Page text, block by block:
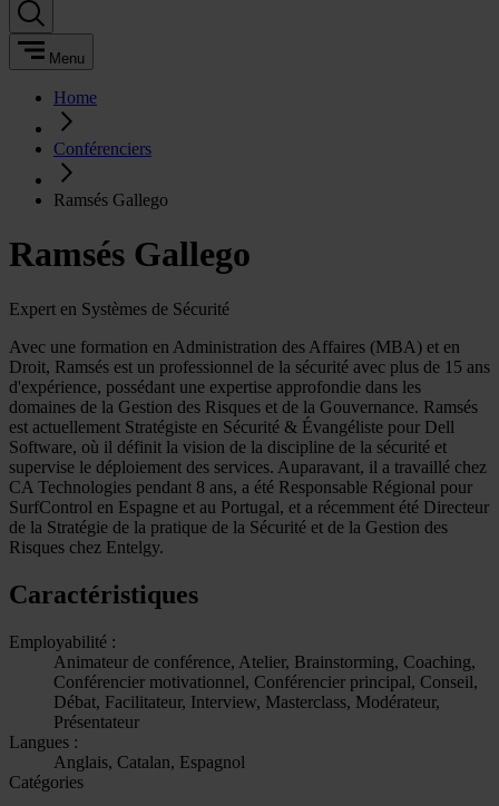
Menu
Home
Conférenciers
Ramsés Gallego
Ramsés Gallego
Expert en Systèmes de Sécurité
Avec une formation en Administration des Affaires (MBA) et en
Droit, Ramsés est un professionnel de la sécurité avec plus de 15 ans
d'expérience, possédant une expertise approfondie dans les
domaines de la Gestion des Risques et de la Gouvernance. Ramsés
est actuellement Stratégiste en Sécurité & Évangéliste pour Dell
Software, où il définit la vision de la discipline de la sécurité et
supervise le déploiement des services. Auparavant, il a travaillé chez
CA Technologies pendant 8 ans, a été Responsable Régional pour
SurfControl en Espagne et au Portugal, et a récemment été Directeur
de la Stratégie de la pratique de la Sécurité et de la Gestion des
Risques chez Entelgy.
Caractéristiques
Employabilité :
Animateur de conférence, Atelier, Brainstorming, Coaching,
Conférencier motivationnel, Conférencier principal, Conseil,
Débat, Facilitateur, Interview, Masterclass, Modérateur,
Présentateur
Langues :
Anglais, Catalan, Espagnol
Catégories